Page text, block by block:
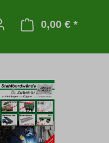
0,00 € *